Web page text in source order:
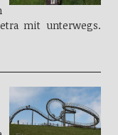
mit unterwegs.